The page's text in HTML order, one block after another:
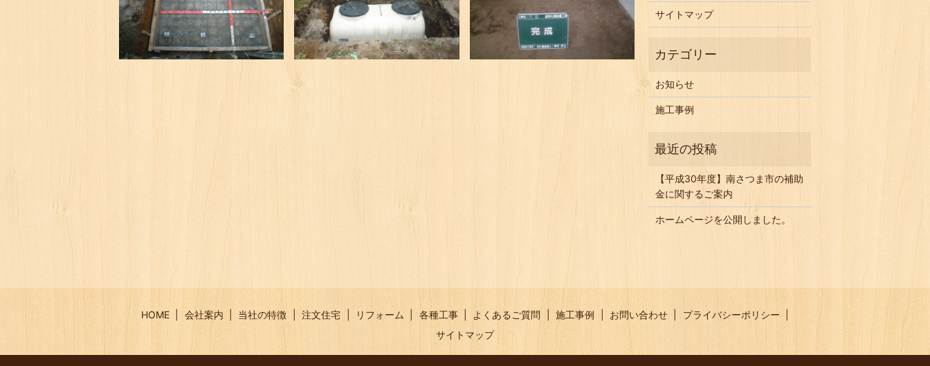
サイトマップ
お知らせ
施工事例
【平成30年度】南さつま市の補助
金に関するご案内
ホームページを公開しました。
HOME 会社案内 当社の特徴 注文住宅 リフォーム 各種工事 よくあるご質問 施工事例 お問い合わせ
プライバシーポリシー
サイトマップ